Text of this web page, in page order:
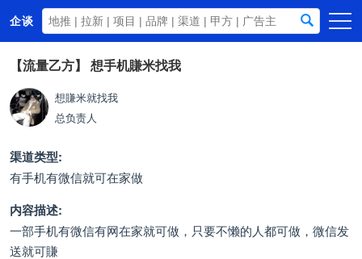
企谈
首页
商务资源
资讯动态
关于我们
【流量乙方】 想手机賺米找我
想賺米就找我
总负责人
渠道类型:
有手机有微信就可在家做
内容描述:
一部手机有微信有网在家就可做，只要不懒的人都可做，微信发
送就可賺